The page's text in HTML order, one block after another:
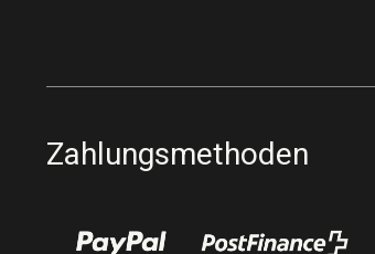
Zahlungsmethoden